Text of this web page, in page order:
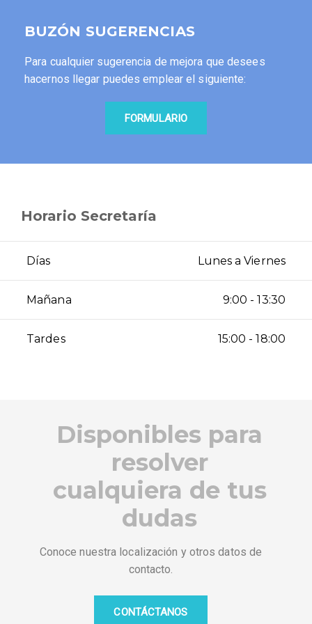
BUZÓN SUGERENCIAS
Para cualquier sugerencia de mejora que desees
hacernos llegar puedes emplear el siguiente:
FORMULARIO
Horario Secretaría
Días Lunes a Viernes
Mañana 9:00 - 13:30
Tardes 15:00 - 18:00
Disponibles para
resolver
cualquiera de tus
dudas
Conoce nuestra localización y otros datos de
contacto.
CONTÁCTANOS